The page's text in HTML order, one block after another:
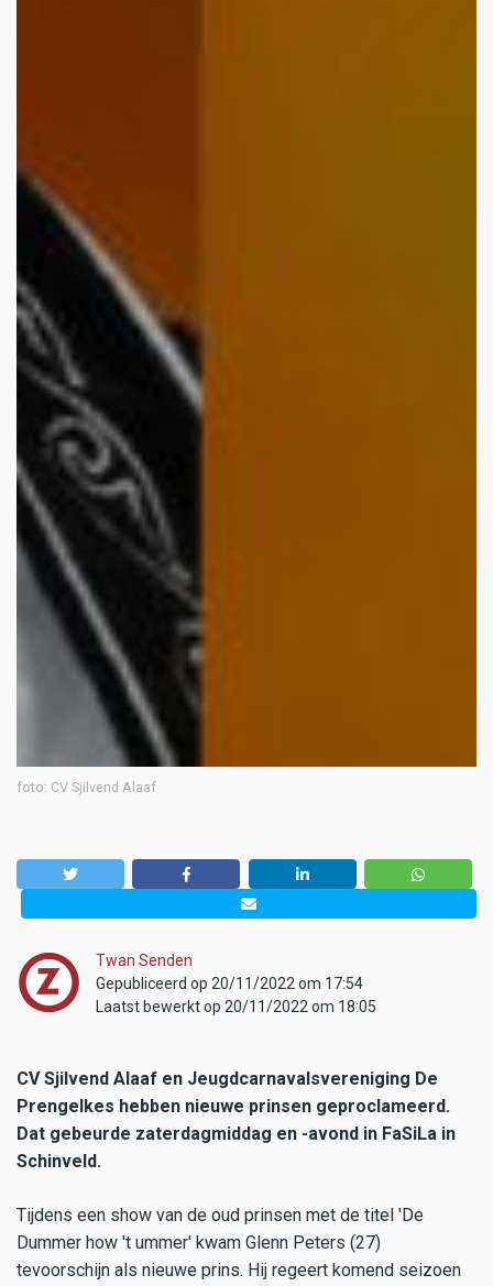
foto: CV Sjilvend Alaaf
Twan Senden
Gepubliceerd op 20/11/2022 om 17:54
Laatst bewerkt op 20/11/2022 om 18:05
CV Sjilvend Alaaf en Jeugdcarnavalsvereniging De
Prengelkes hebben nieuwe prinsen geproclameerd.
Dat gebeurde zaterdagmiddag en -avond in FaSiLa in
Schinveld.
Tijdens een show van de oud prinsen met de titel 'De
Dummer how 't ummer' kwam Glenn Peters (27)
tevoorschijn als nieuwe prins. Hij regeert komend seizoen